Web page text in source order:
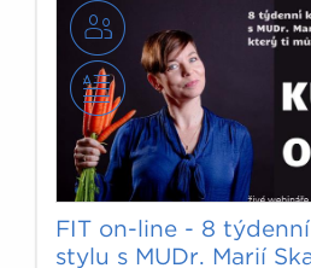
FIT on-line - 8
stylu s MUDr. Marií